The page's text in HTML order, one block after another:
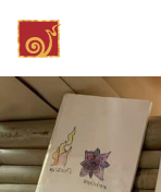
Skip
content
Search
for: